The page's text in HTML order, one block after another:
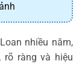
nhiều năm,
rõ ràng và hiệu